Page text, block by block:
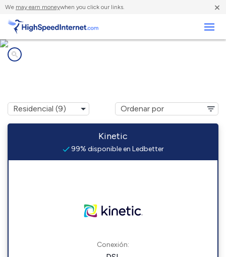
We may earn moneywhen you click our links. ×
Kinetic
99% disponible en Ledbetter
Conexión: